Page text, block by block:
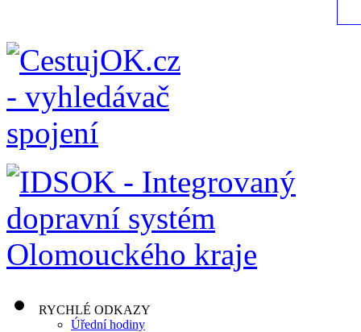
RYCHLÉ ODKAZY
Úřední hodiny